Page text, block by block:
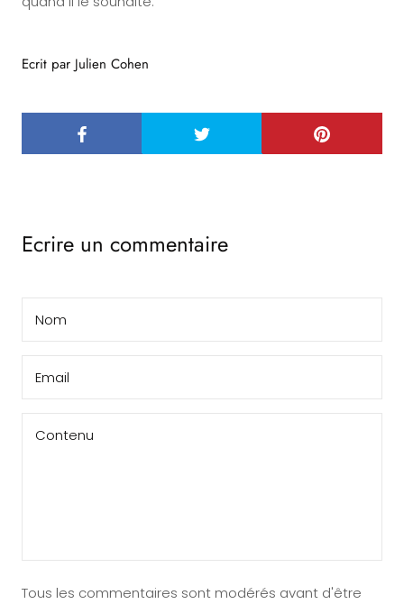
Ecrit par Julien Cohen
Ecrire un commentaire
Tous les commentaires sont modérés avant d'être